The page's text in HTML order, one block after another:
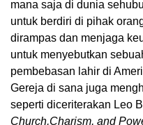
mana saja di dunia
untuk berdiri di pihak
dirampas dan menjaga
untuk menyebutkan
pembebasan lahir di
Gereja di sana juga
seperti diceriterakan Leo
Church,Charism, and